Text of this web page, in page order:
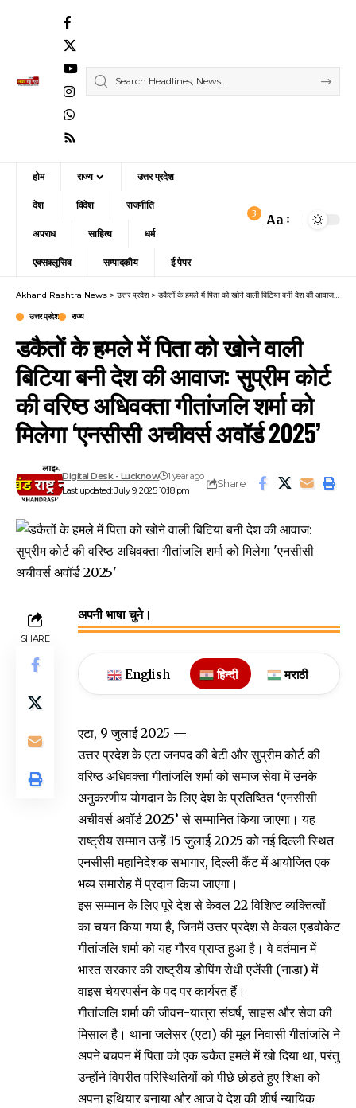
होम राज्य उत्तर प्रदेश
देश विदेश राजनीति
अपराध साहित्य धर्म
एक्सक्लूसिव सम्पादकीय ई पेपर
3
Font
Aa
Akhand Rashtra News > उत्तर प्रदेश> डकैतों के हमले में पिता को खोने वाली बिटिया बनी देश की आवाज: सुप्रीम कोर्ट की वरिष्ठ अधिवक्ता गीतांजलि शर्मा को मिलेगा ‘एनसीसी अचीवर्स अवॉर्ड 2025’
उत्तर प्रदेश राज्य
डकैतों के हमले में पिता को खोने वाली
बिटिया बनी देश की आवाज: सुप्रीम कोर्ट
की वरिष्ठ अधिवक्ता गीतांजलि शर्मा को
मिलेगा ‘एनसीसी अचीवर्स अवॉर्ड 2025’
Last updated: July 9, 2025 10:18 pm
Digital Desk - Lucknow 1 year ago
Share
SHARE
अपनी भाषा चुने।
English हिन्दी मराठी
एटा, 9 जुलाई 2025 —
उत्तर प्रदेश के एटा जनपद की बेटी और सुप्रीम कोर्ट की
वरिष्ठ अधिवक्ता गीतांजलि शर्मा को समाज सेवा में उनके
अनुकरणीय योगदान के लिए देश के प्रतिष्ठित ‘एनसीसी
अचीवर्स अवॉर्ड 2025’ से सम्मानित किया जाएगा। यह
राष्ट्रीय सम्मान उन्हें 15 जुलाई 2025 को नई दिल्ली स्थित
एनसीसी महानिदेशक सभागार, दिल्ली कैंट में आयोजित एक
भव्य समारोह में प्रदान किया जाएगा।
इस सम्मान के लिए पूरे देश से केवल 22 विशिष्ट व्यक्तित्वों
का चयन किया गया है, जिनमें उत्तर प्रदेश से केवल एडवोकेट
गीतांजलि शर्मा को यह गौरव प्राप्त हुआ है। वे वर्तमान में
भारत सरकार की राष्ट्रीय डोपिंग रोधी एजेंसी (नाडा) में
वाइस चेयरपर्सन के पद पर कार्यरत हैं।
गीतांजलि शर्मा की जीवन-यात्रा संघर्ष, साहस और सेवा की
मिसाल है। थाना जलेसर (एटा) की मूल निवासी गीतांजलि ने
अपने बचपन में पिता को एक डकैत हमले में खो दिया था, परंतु
उन्होंने विपरीत परिस्थितियों को पीछे छोड़ते हुए शिक्षा को
अपना हथियार बनाया और आज वे देश की शीर्ष न्यायिक